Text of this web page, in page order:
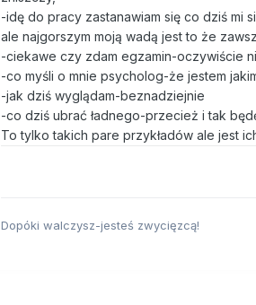
-idę do pracy zastanawiam się co dziś mi
ale najgorszym moją wadą jest to że
-ciekawe czy zdam egzamin-oczywiście
-co myśli o mnie psycholog-że jestem
-jak dziś wyglądam-beznadziejnie
-co dziś ubrać ładnego-przecież i tak
To tylko takich pare przykładów ale jest ich
Dopóki walczysz-jesteś zwycięzcą!